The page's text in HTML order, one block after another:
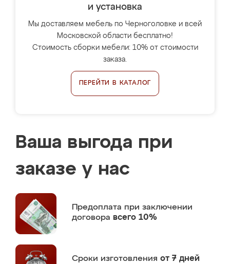
и установка
Мы доставляем мебель по Черноголовке и всей
Московской области бесплатно!
Стоимость сборки мебели: 10% от стоимости
заказа.
ПЕРЕЙТИ В КАТАЛОГ
Ваша выгода при
заказе у нас
Предоплата при заключении
договора всего 10%
Сроки изготовления от 7 дней